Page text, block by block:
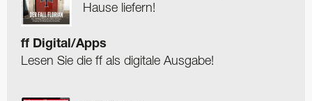
Hause liefern!
ff Digital/Apps
Lesen Sie die ff als digitale Ausgabe!